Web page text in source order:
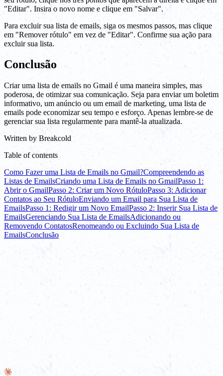
"Editar". Insira o novo nome e clique em "Salvar".
Para excluir sua lista de emails, siga os mesmos passos, mas clique
em "Remover rótulo" em vez de "Editar". Confirme sua ação para
excluir sua lista.
Conclusão
Criar uma lista de emails no Gmail é uma maneira simples, mas
poderosa, de otimizar sua comunicação. Seja para enviar um boletim
informativo, um anúncio ou um email de marketing, uma lista de
emails pode economizar seu tempo e esforço. Apenas lembre-se de
gerenciar sua lista regularmente para mantê-la atualizada.
Written by Breakcold
Table of contents
Como Fazer uma Lista de Emails no Gmail?Compreendendo as
Listas de EmailsCriando uma Lista de Emails no GmailPasso 1:
Abrir o GmailPasso 2: Criar um Novo RótuloPasso 3: Adicionar
Contatos ao Seu RótuloEnviando um Email para Sua Lista de
EmailsPasso 1: Redigir um Novo EmailPasso 2: Inserir Sua Lista de
EmailsGerenciando Sua Lista de EmailsAdicionando ou
Removendo ContatosRenomeando ou Excluindo Sua Lista de
EmailsConclusão